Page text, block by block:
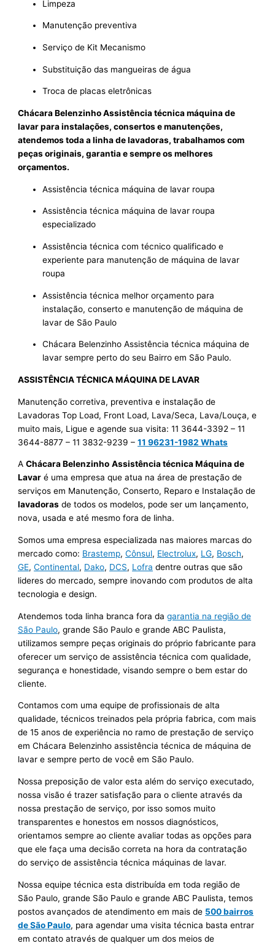
Limpeza
Manutenção preventiva
Serviço de Kit Mecanismo
Substituição das mangueiras de água
Troca de placas eletrônicas
Chácara Belenzinho Assistência técnica máquina de
lavar para instalações, consertos e manutenções,
atendemos toda a linha de lavadoras, trabalhamos com
peças originais, garantia e sempre os melhores
orçamentos.
Assistência técnica máquina de lavar roupa
Assistência técnica máquina de lavar roupa
especializado
Assistência técnica com técnico qualificado e
experiente para manutenção de máquina de lavar
roupa
Assistência técnica melhor orçamento para
instalação, conserto e manutenção de máquina de
lavar de São Paulo
Chácara Belenzinho Assistência técnica máquina de
lavar sempre perto do seu Bairro em São Paulo.
ASSISTÊNCIA TÉCNICA MÁQUINA DE LAVAR
Manutenção corretiva, preventiva e instalação de
Lavadoras Top Load, Front Load, Lava/Seca, Lava/Louça, e
muito mais, Ligue e agende sua visita: 11 3644-3392 – 11
3644-8877 – 11 3832-9239 –11 96231-1982 Whats
AChácara Belenzinho Assistência técnica Máquina de
Lavar é uma empresa que atua na área de prestação de
serviços em Manutenção, Conserto, Reparo e Instalação de
lavadoras de todos os modelos, pode ser um lançamento,
nova, usada e até mesmo fora de linha.
Somos uma empresa especializada nas maiores marcas do
mercado como: Brastemp,Cônsul, Electrolux, LG, Bosch,
GE,Continental, Dako, DCS, Lofra dentre outras que são
lideres do mercado, sempre inovando com produtos de alta
tecnologia e design.
Atendemos toda linha branca fora dagarantia na região de
São Paulo, grande São Paulo e grande ABC Paulista,
utilizamos sempre peças originais do próprio fabricante para
oferecer um serviço de assistência técnica com qualidade,
segurança e honestidade, visando sempre o bem estar do
cliente.
Contamos com uma equipe de profissionais de alta
qualidade, técnicos treinados pela própria fabrica, com mais
de 15 anos de experiência no ramo de prestação de serviço
em Chácara Belenzinho assistência técnica de máquina de
lavar e sempre perto de você em São Paulo.
Nossa preposição de valor esta além do serviço executado,
nossa visão é trazer satisfação para o cliente através da
nossa prestação de serviço, por isso somos muito
transparentes e honestos em nossos diagnósticos,
orientamos sempre ao cliente avaliar todas as opções para
que ele faça uma decisão correta na hora da contratação
do serviço de assistência técnica máquinas de lavar.
Nossa equipe técnica esta distribuída em toda região de
São Paulo, grande São Paulo e grande ABC Paulista, temos
postos avançados de atendimento em mais de 500 bairros
de São Paulo, para agendar uma visita técnica basta entrar
em contato através de qualquer um dos meios de